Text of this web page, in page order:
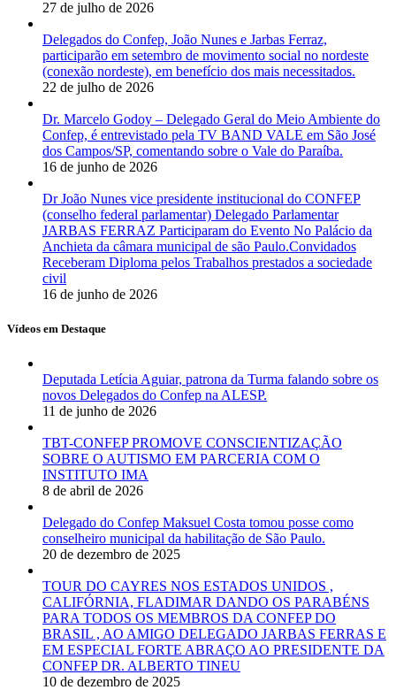
27 de julho de 2026
Delegados do Confep, João Nunes e Jarbas Ferraz,
participarão em setembro de movimento social no nordeste
(conexão nordeste), em benefício dos mais necessitados.
22 de julho de 2026
Dr. Marcelo Godoy – Delegado Geral do Meio Ambiente do
Confep, é entrevistado pela TV BAND VALE em São José
dos Campos/SP, comentando sobre o Vale do Paraíba.
16 de junho de 2026
Dr João Nunes vice presidente institucional do CONFEP
(conselho federal parlamentar) Delegado Parlamentar
JARBAS FERRAZ Participaram do Evento No Palácio da
Anchieta da câmara municipal de são Paulo.Convidados
Receberam Diploma pelos Trabalhos prestados a sociedade
civil
16 de junho de 2026
Vídeos em Destaque
Deputada Letícia Aguiar, patrona da Turma falando sobre os
novos Delegados do Confep na ALESP.
11 de junho de 2026
TBT-CONFEP PROMOVE CONSCIENTIZAÇÃO
SOBRE O AUTISMO EM PARCERIA COM O
INSTITUTO IMA
8 de abril de 2026
Delegado do Confep Maksuel Costa tomou posse como
conselheiro municipal da habilitação de São Paulo.
20 de dezembro de 2025
TOUR DO CAYRES NOS ESTADOS UNIDOS ,
CALIFÓRNIA, FLADIMAR DANDO OS PARABÉNS
PARA TODOS OS MEMBROS DA CONFEP DO
BRASIL , AO AMIGO DELEGADO JARBAS FERRAS E
EM ESPECIAL FORTE ABRAÇO AO PRESIDENTE DA
CONFEP DR. ALBERTO TINEU
10 de dezembro de 2025